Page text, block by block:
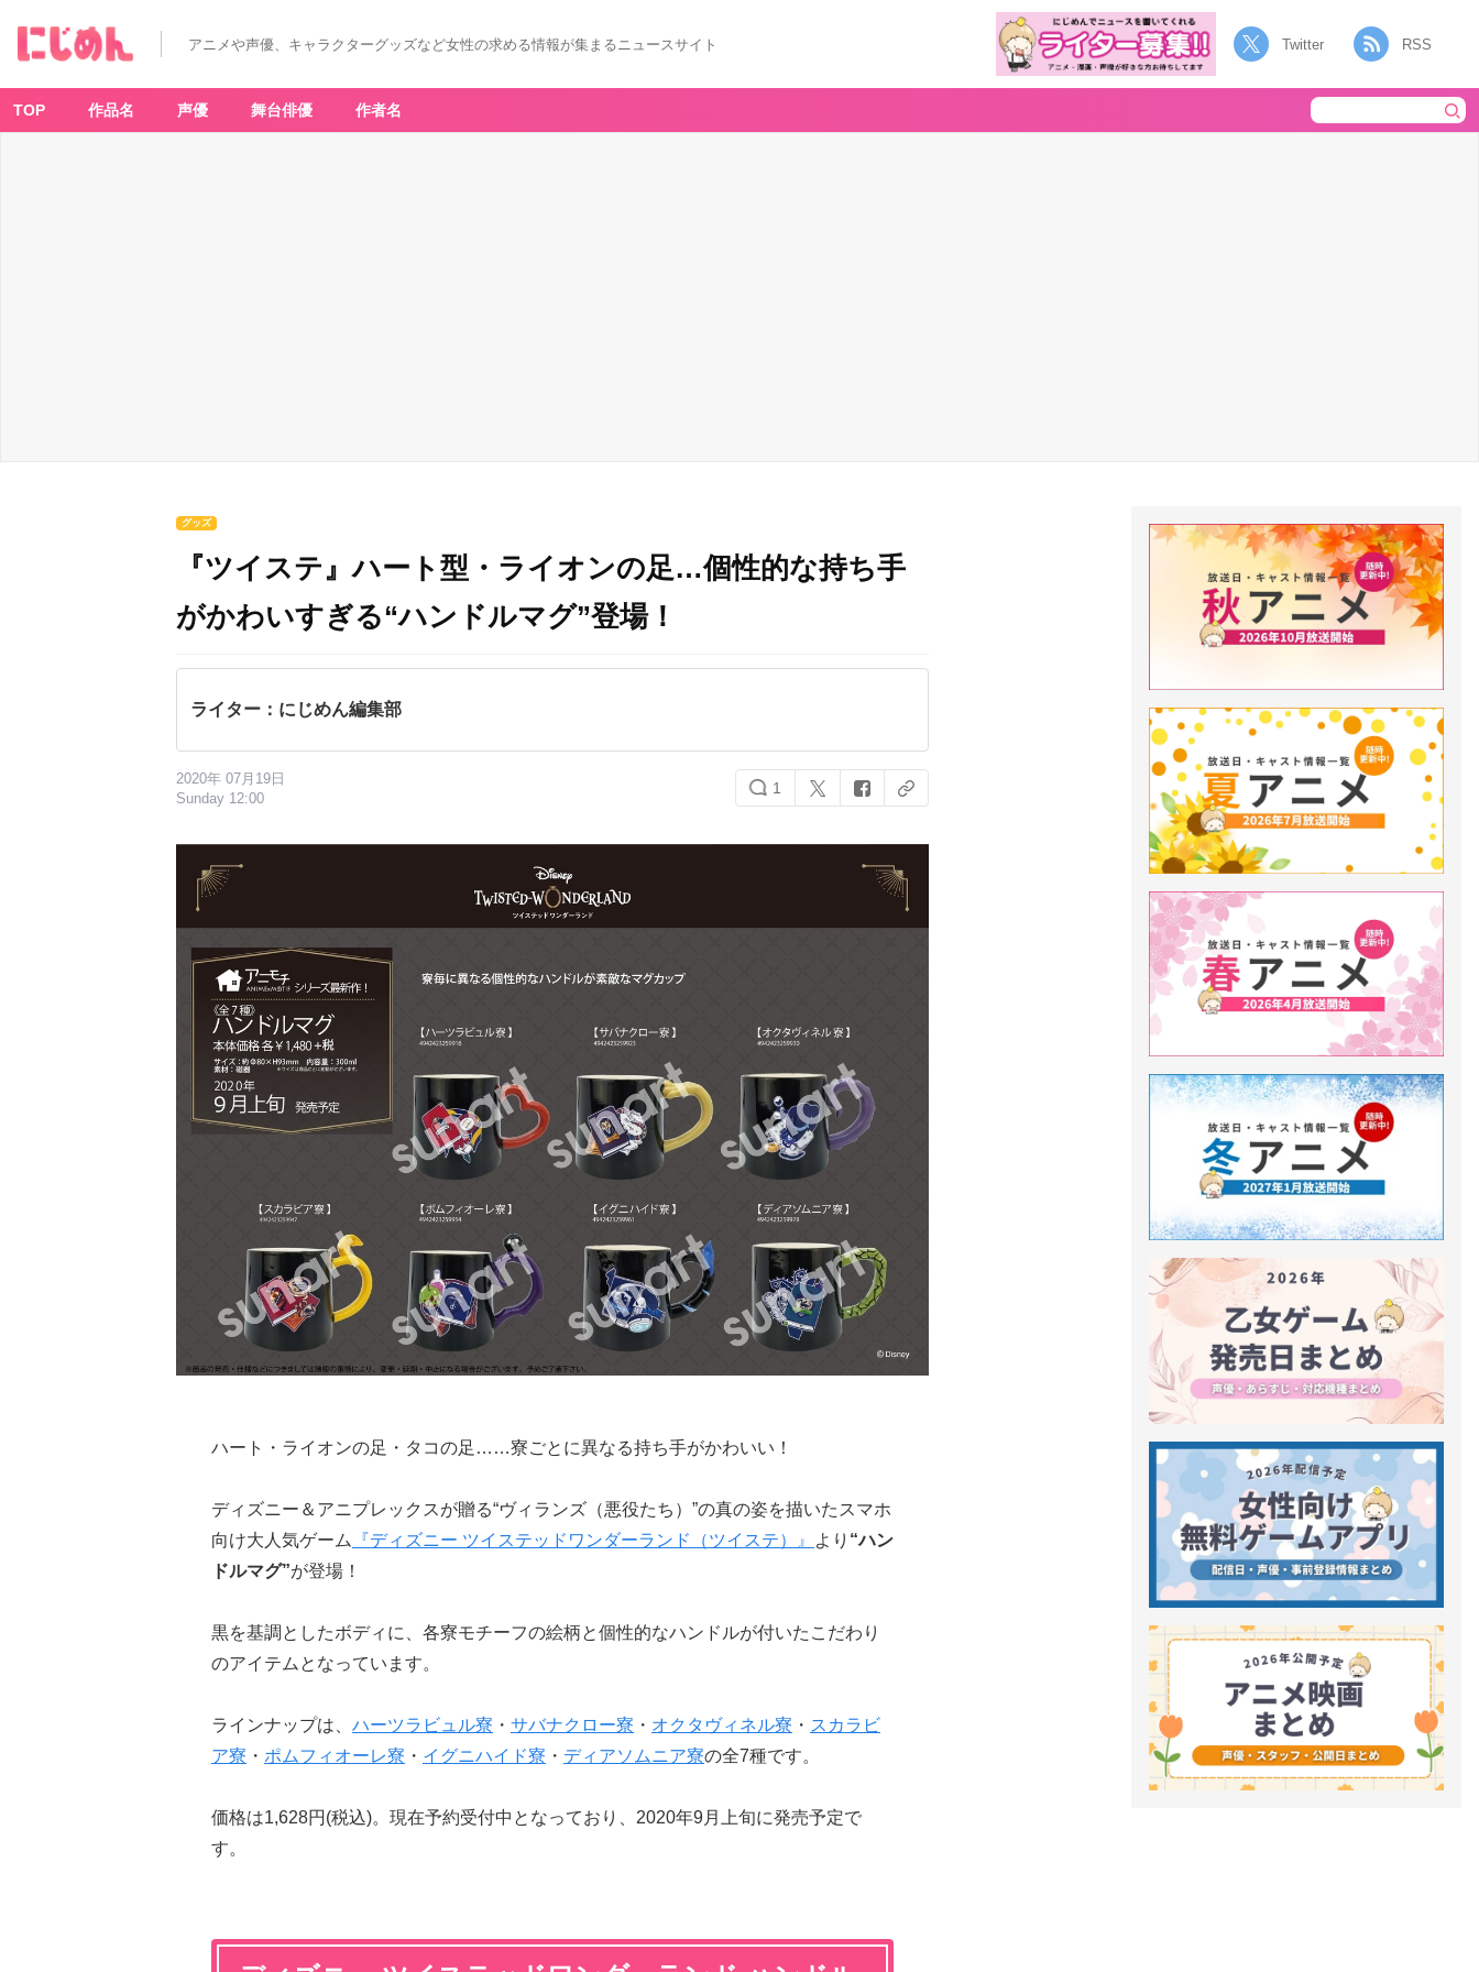
アニメや声優、キャラクターグッズなど女性の求める情報が集まるニュースサイト Twitter RSS
TOP 作品名 声優 舞台俳優 作者名
グッズ
『ツイステ』ハート型・ライオンの足…個性的な持ち手
がかわいすぎる“ハンドルマグ”登場！
ライター：にじめん編集部
2020年 07月19日
Sunday 12:00
1
ハート・ライオンの足・タコの足……寮ごとに異なる持ち手がかわいい！
ディズニー＆アニプレックスが贈る“ヴィランズ（悪役たち）”の真の姿を描いたスマホ
向け大人気ゲーム
『ディズニー ツイステッドワンダーランド（ツイステ）』 より “ハン
ドルマグ”が登場！
黒を基調としたボディに、各寮モチーフの絵柄と個性的なハンドルが付いたこだわり
のアイテムとなっています。
ラインナップは、 ハーツラビュル寮 ・ サバナクロー寮 ・ オクタヴィネル寮 ・ スカラビ
ア寮 ・ ポムフィオーレ寮 ・ イグニハイド寮 ・ ディアソムニア寮の全7種です。
価格は1,628円(税込)。現在予約受付中となっており、2020年9月上旬に発売予定で
す。